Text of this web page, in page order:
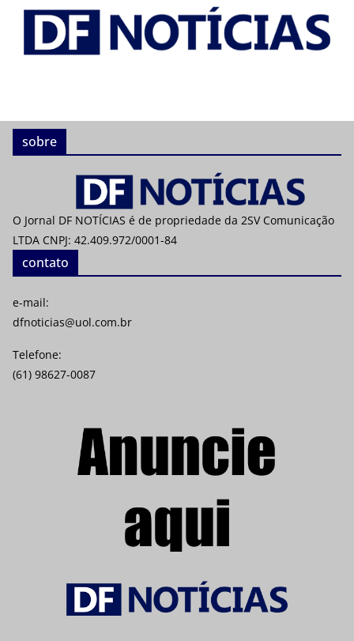
sobre
O Jornal DF NOTÍCIAS é de propriedade da 2SV Comunicação
LTDA CNPJ: 42.409.972/0001-84
contato
e-mail:
dfnoticias@uol.com.br
Telefone:
(61) 98627-0087